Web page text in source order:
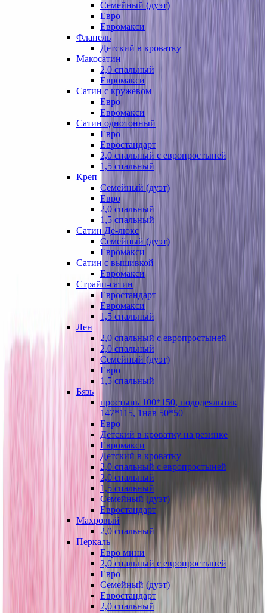
Семейный (дуэт)
Евро
Евромакси
Фланель
Детский в кроватку
Макосатин
2,0 спальный
Евромакси
Сатин с кружевом
Евро
Евромакси
Сатин однотонный
Евро
Евростандарт
2,0 спальный с европростыней
1,5 спальный
Креп
Семейный (дуэт)
Евро
2,0 спальный
1,5 спальный
Сатин Де-люкс
Семейный (дуэт)
Евромакси
Сатин с вышивкой
Евромакси
Страйп-сатин
Евростандарт
Евромакси
1,5 спальный
Лен
2,0 спальный с европростыней
2,0 спальный
Семейный (дуэт)
Евро
1,5 спальный
Бязь
простынь 100*150, пододеяльник
147*115, 1нав 50*50
Евро
Детский в кроватку на резинке
Евромакси
Детский в кроватку
2,0 спальный с европростыней
2,0 спальный
1,5 спальный
Семейный (дуэт)
Евростандарт
Махровый
2,0 спальный
Перкаль
Евро мини
2,0 спальный с европростыней
Евро
Семейный (дуэт)
Евростандарт
2,0 спальный